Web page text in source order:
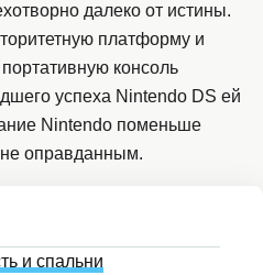
далеко от истины.
платформу и
консоль
успеха Nintendo DS ей
Nintendo поменьше
оправданным.
и спальни